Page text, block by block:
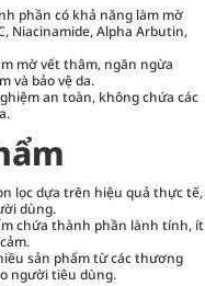
phần có khả năng làm mờ
Niacinamide, Alpha Arbutin,
mờ vết thâm, ngăn ngừa
và bảo vệ da.
an toàn, không chứa các
lọc dựa trên hiệu quả thực tế,
dùng.
chứa thành phần lành tính, ít
sản phẩm từ các thương
người tiêu dùng.